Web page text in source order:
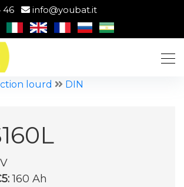
46 info@youbat.it
lourd DIN
160 Ah